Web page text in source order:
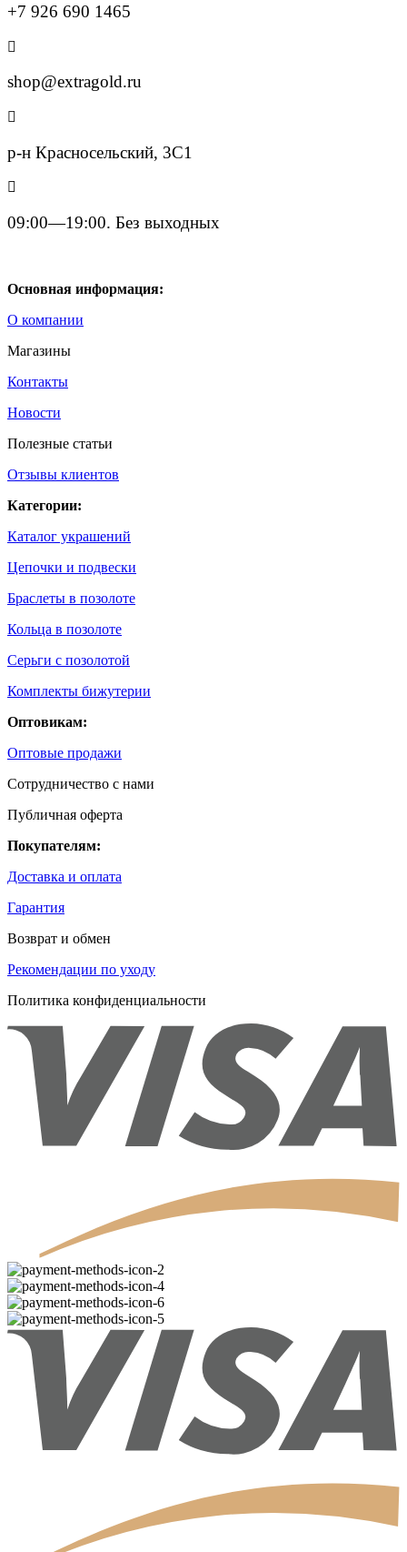
+7 926 690 1465
shop@extragold.ru
р-н Красносельский, 3С1
09:00—19:00. Без выходных
Основная информация:
О компании
Магазины
Контакты
Новости
Полезные статьи
Отзывы клиентов
Категории:
Каталог украшений
Цепочки и подвески
Браслеты в позолоте
Кольца в позолоте
Серьги с позолотой
Комплекты бижутерии
Оптовикам:
Оптовые продажи
Сотрудничество с нами
Публичная оферта
Покупателям:
Доставка и оплата
Гарантия
Возврат и обмен
Рекомендации по уходу
Политика конфиденциальности